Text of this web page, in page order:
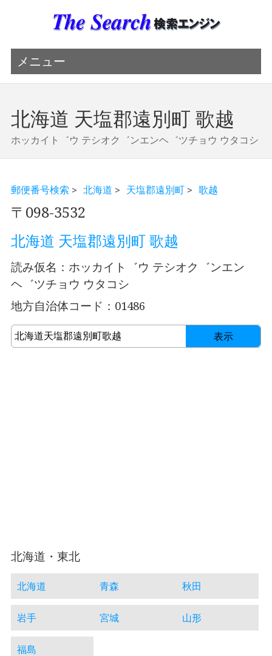
メニュー
北海道 天塩郡遠別町 歌越
ホッカイト゛ウ テシオク゛ンエンヘ゛ツチョウ ウタコシ
郵便番号検索 > 北海道 > 天塩郡遠別町> 歌越
〒098-3532
北海道 天塩郡遠別町 歌越
読み仮名：ホッカイト゛ウ テシオク゛ンエン
ヘ゛ツチョウ ウタコシ
地方自治体コード：01486
表示
北海道・東北
北海道 青森 秋田
岩手 宮城 山形
福島